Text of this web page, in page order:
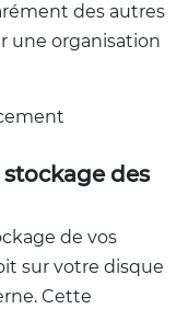
des autres
une organisation
des
de vos
sur votre disque
Cette